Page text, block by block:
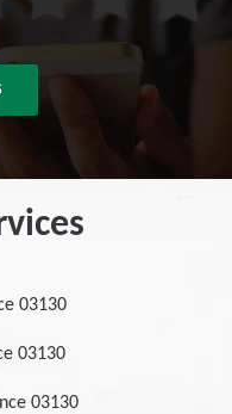
03130
03130
03130